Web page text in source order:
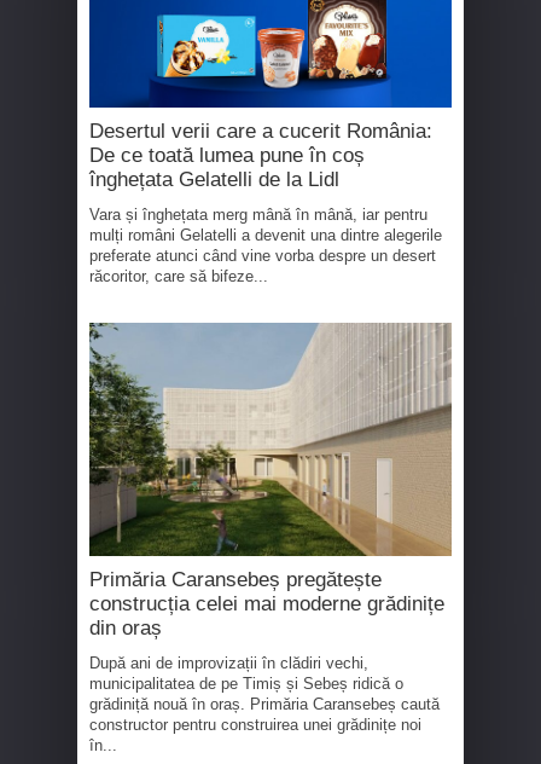
Desertul verii care a cucerit România:
De ce toată lumea pune în coș
înghețata Gelatelli de la Lidl
Vara și înghețata merg mână în mână, iar pentru
mulți români Gelatelli a devenit una dintre alegerile
preferate atunci când vine vorba despre un desert
răcoritor, care să bifeze...
Primăria Caransebeș pregătește
construcția celei mai moderne grădinițe
din oraș
După ani de improvizații în clădiri vechi,
municipalitatea de pe Timiș și Sebeș ridică o
grădiniță nouă în oraș. Primăria Caransebeș caută
constructor pentru construirea unei grădinițe noi
în...